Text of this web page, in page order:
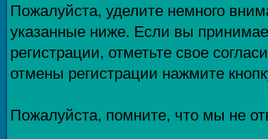
Пожалуйста, уделите немного
указанные ниже. Если вы
регистрации, отметьте свое
отмены регистрации нажмите
Пожалуйста, помните, что мы не